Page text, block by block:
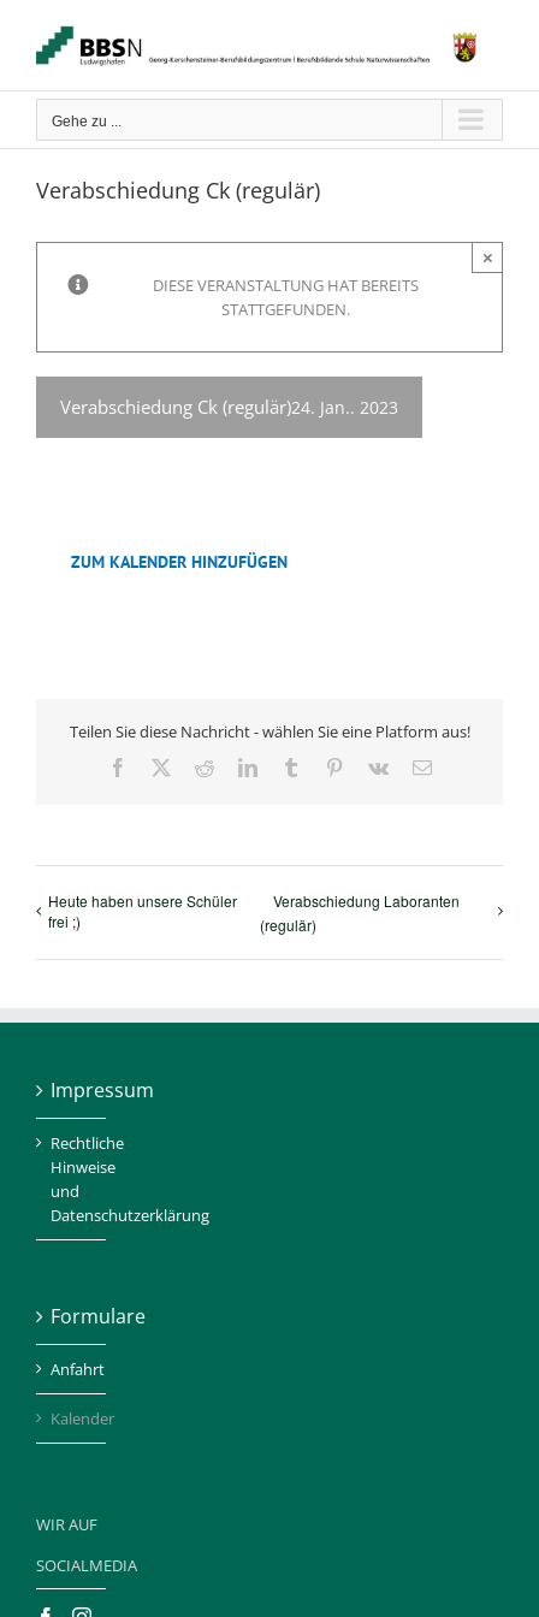
springen
Gehe zu ...
Verabschiedung Ck (regulär)
DIESE VERANSTALTUNG HAT BEREITS
STATTGEFUNDEN.
×
Verabschiedung Ck (regulär)24. Jan.. 2023
ZUM KALENDER HINZUFÜGEN
Teilen Sie diese Nachricht - wählen Sie eine Platform aus!
Facebook RedditLinkedInTumblr Pinterest
Vk
E-
Heute haben unsere Schüler
frei ;)
Verabschiedung Laboranten
(regulär)
Impressum
Rechtliche
Hinweise
und
Datenschutzerklärung
Formulare
Anfahrt
Kalender
WIR AUF
SOCIALMEDIA